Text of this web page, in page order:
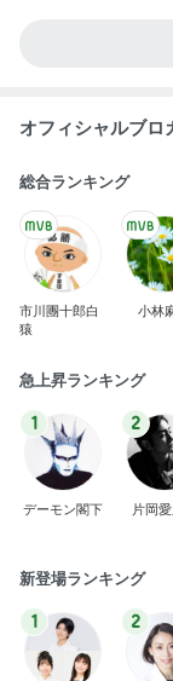
オフィシャルブロ
総合ランキング
市川團十郎白
猿
小林
急上昇ランキング
1
デーモン閣下
2
片岡
新登場ランキング
1 2